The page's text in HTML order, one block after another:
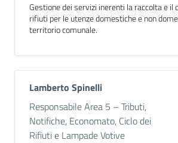
Gestione dei servizi inerenti la raccolta e il
rifiuti per le utenze domestiche e non
territorio comunale.
Lamberto Spinelli
Descrizione breve
Responsabile Area 5 – Tributi,
Notifiche, Economato, Ciclo dei
Rifiuti e Lampade Votive